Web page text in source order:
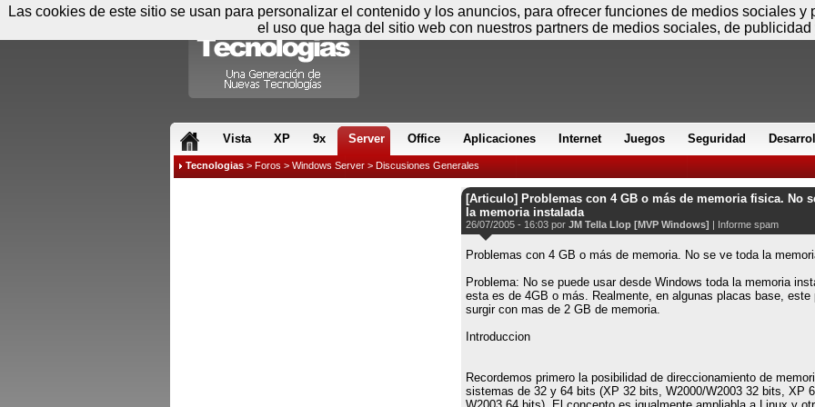
Vista XP 9x Server Office Aplicaciones Internet Juegos Seguridad
Tecnologias > Foros > Windows Server > Discusiones Generales
[Articulo] Problemas con 4 GB o más de memoria fisica. No
la memoria instalada
26/07/2005 - 16:03 por JM Tella Llop [MVP Windows] | Informe spam
Problemas con 4 GB o más de memoria. No se ve toda la
Problema: No se puede usar desde Windows toda la memoria
esta es de 4GB o más. Realmente, en algunas placas base, este
surgir con mas de 2 GB de memoria.
Introduccion
Recordemos primero la posibilidad de direccionamiento de
sistemas de 32 y 64 bits (XP 32 bits, W2000/W2003 32 bits, XP
Las cookies de este sitio se usan para personalizar el contenido y los anuncios, para ofrecer funciones de medios sociales
el uso que haga del sitio web con nuestros partners de medios sociales, de